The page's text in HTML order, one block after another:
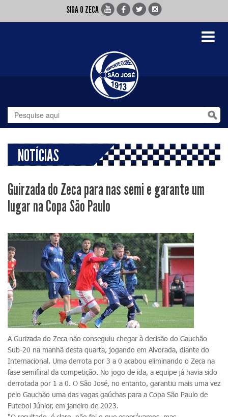
SIGA O ZECA
Toggle
NOTÍCIAS
Guirzada do Zeca para nas semi e garante um
lugar na Copa São Paulo
A Gurizada do Zeca não conseguiu chegar à decisão do Gauchão
Sub-20 na manhã desta quarta, jogando em Alvorada, diante do
Internacional. Uma derrota por 3 a 0 acabou eliminando o Zeca na
fase semifinal da competição. No jogo de ida, a equipe já havia sido
derrotada por 1 a 0. O São José, no entanto, garantiu mais uma vez
pelo Gauchão uma das vagas gaúchas para a Copa São Paulo de
Futebol Júnior, em janeiro de 2023.